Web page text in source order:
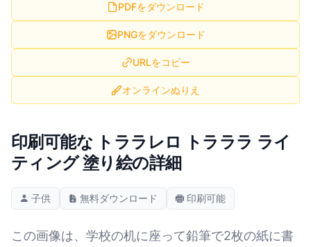
PDFをダウンロード
PNGをダウンロード
URLをコピー
オンラインぬりえ
印刷可能な トララレロ トラララ ライ
ティング 塗り絵の詳細
子供 無料ダウンロード 印刷可能
この画像は、学校の机に座って鉛筆で2枚の紙に書